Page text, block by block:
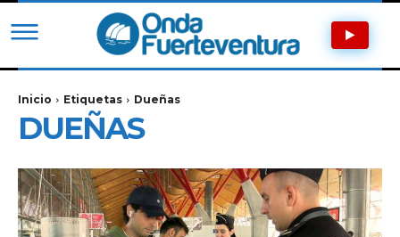
Inicio Etiquetas Dueñas
DUEÑAS